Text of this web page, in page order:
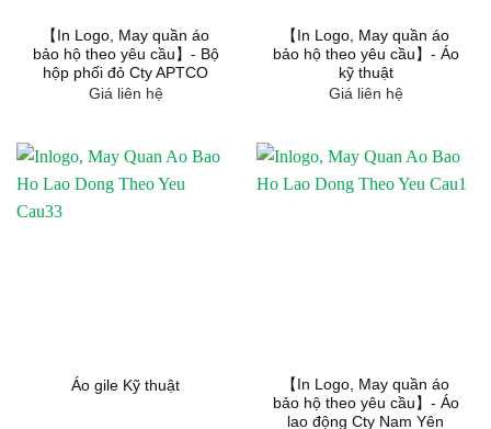
【In Logo, May quần áo
bảo hộ theo yêu cầu】- Bộ
hộp phối đỏ Cty APTCO
Giá liên hệ
【In Logo, May quần áo
bảo hộ theo yêu cầu】- Áo
kỹ thuật
Giá liên hệ
Áo gile Kỹ thuật
【In Logo, May quần áo
bảo hộ theo yêu cầu】- Áo
lao động Cty Nam Yên